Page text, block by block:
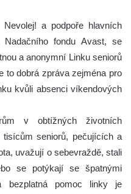
a podpoře hlavních
fondu Avast, se
a anonymní Linku seniorů
to dobrá zpráva zejména pro
kvůli absenci víkendových
v obtížných životních
seniorů, pečujících a
uvažují o sebevraždě, stali
se potýkají se špatnými
bezplatná pomoc linky je